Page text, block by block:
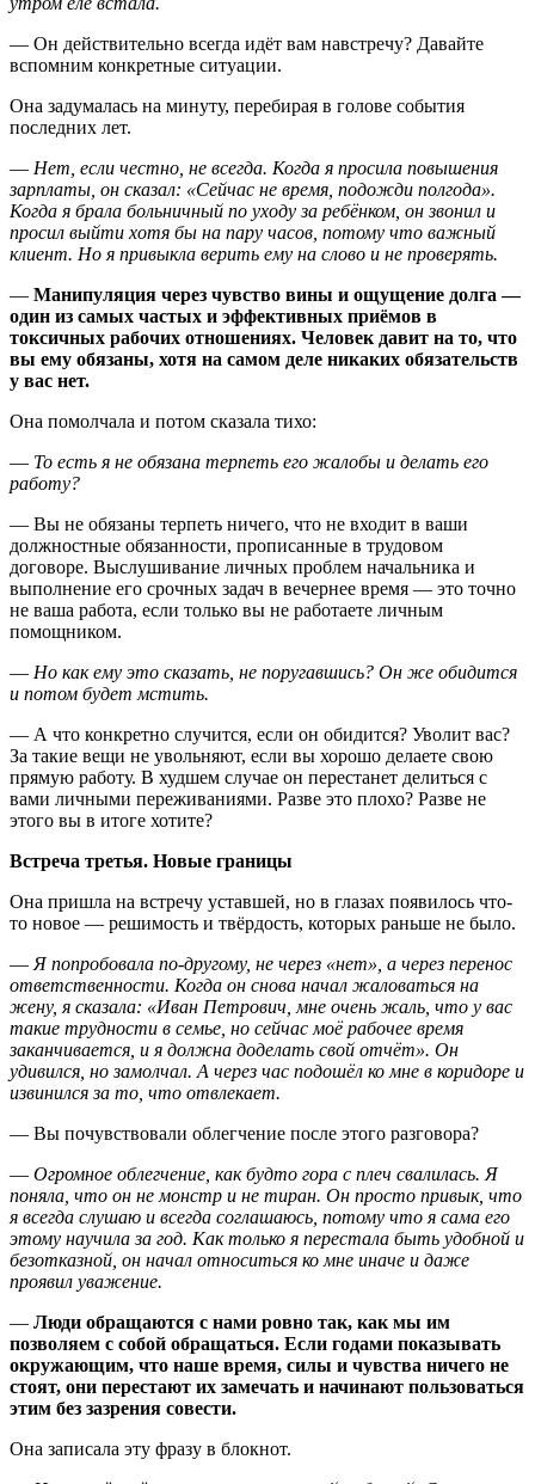
— Он действительно всегда идёт вам навстречу? Давайте
вспомним конкретные ситуации.
Она задумалась на минуту, перебирая в голове события
последних лет.
— Нет, если честно, не всегда. Когда я просила повышения
зарплаты, он сказал: «Сейчас не время, подожди полгода».
Когда я брала больничный по уходу за ребёнком, он звонил и
просил выйти хотя бы на пару часов, потому что важный
клиент. Но я привыкла верить ему на слово и не проверять.
— Манипуляция через чувство вины и ощущение долга —
один из самых частых и эффективных приёмов в
токсичных рабочих отношениях. Человек давит на то, что
вы ему обязаны, хотя на самом деле никаких обязательств
у вас нет.
Она помолчала и потом сказала тихо:
— То есть я не обязана терпеть его жалобы и делать его
работу?
— Вы не обязаны терпеть ничего, что не входит в ваши
должностные обязанности, прописанные в трудовом
договоре. Выслушивание личных проблем начальника и
выполнение его срочных задач в вечернее время — это точно
не ваша работа, если только вы не работаете личным
помощником.
— Но как ему это сказать, не поругавшись? Он же обидится
и потом будет мстить.
— А что конкретно случится, если он обидится? Уволит вас?
За такие вещи не увольняют, если вы хорошо делаете свою
прямую работу. В худшем случае он перестанет делиться с
вами личными переживаниями. Разве это плохо? Разве не
этого вы в итоге хотите?
Встреча третья. Новые границы
Она пришла на встречу уставшей, но в глазах появилось что-
то новое — решимость и твёрдость, которых раньше не было.
— Я попробовала по-другому, не через «нет», а через перенос
ответственности. Когда он снова начал жаловаться на
жену, я сказала: «Иван Петрович, мне очень жаль, что у вас
такие трудности в семье, но сейчас моё рабочее время
заканчивается, и я должна доделать свой отчёт». Он
удивился, но замолчал. А через час подошёл ко мне в коридоре и
извинился за то, что отвлекает.
— Вы почувствовали облегчение после этого разговора?
— Огромное облегчение, как будто гора с плеч свалилась. Я
поняла, что он не монстр и не тиран. Он просто привык, что
я всегда слушаю и всегда соглашаюсь, потому что я сама его
этому научила за год. Как только я перестала быть удобной и
безотказной, он начал относиться ко мне иначе и даже
проявил уважение.
— Люди обращаются с нами ровно так, как мы им
позволяем с собой обращаться. Если годами показывать
окружающим, что наше время, силы и чувства ничего не
стоят, они перестают их замечать и начинают пользоваться
этим без зазрения совести.
Она записала эту фразу в блокнот.